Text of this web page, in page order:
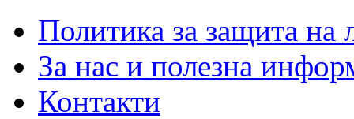
Политика за защита на
За нас и полезна
Контакти